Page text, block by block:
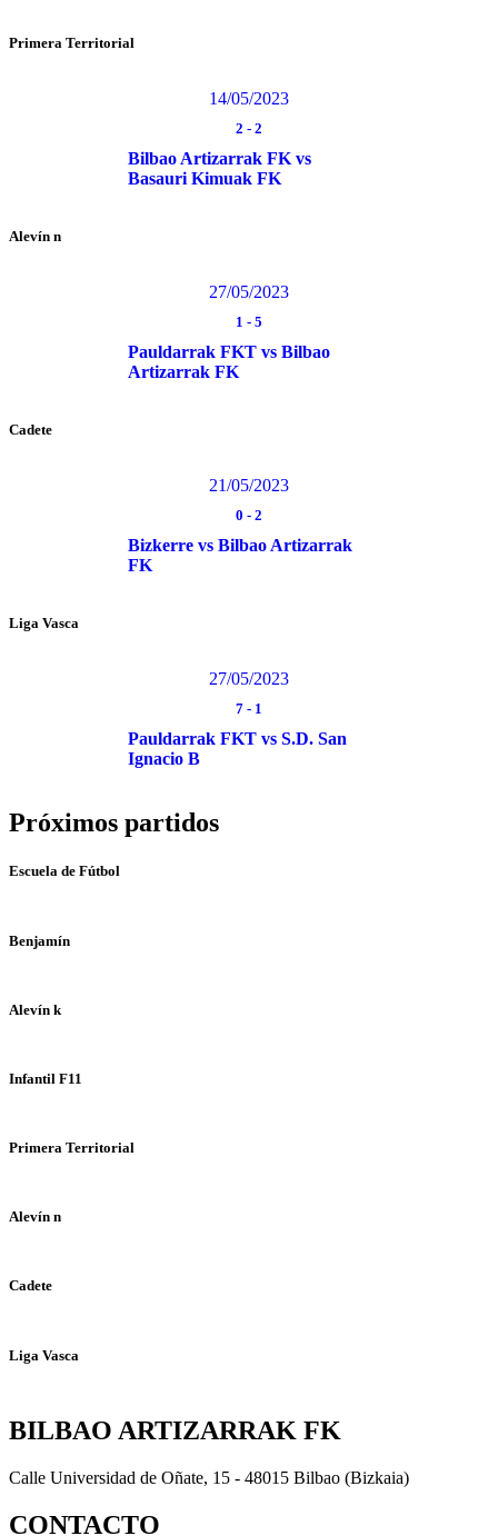
Primera Territorial
14/05/2023
2 - 2
Bilbao Artizarrak FK vs
Basauri Kimuak FK
Alevín n
27/05/2023
1 - 5
Pauldarrak FKT vs Bilbao
Artizarrak FK
Cadete
21/05/2023
0 - 2
Bizkerre vs Bilbao Artizarrak
FK
Liga Vasca
27/05/2023
7 - 1
Pauldarrak FKT vs S.D. San
Ignacio B
Próximos partidos
Escuela de Fútbol
Benjamín
Alevín k
Infantil F11
Primera Territorial
Alevín n
Cadete
Liga Vasca
BILBAO ARTIZARRAK FK
Calle Universidad de Oñate, 15 - 48015 Bilbao (Bizkaia)
CONTACTO